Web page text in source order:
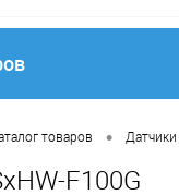
товаров •
F100G